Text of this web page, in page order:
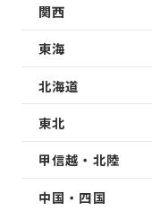
関西
東海
北海道
東北
甲信越・北陸
中国・四国